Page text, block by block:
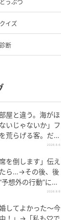
どうぶつ
クイズ
診断
屋と違う。海がほ
いじゃないか」フ
荒らげる客。だ
予約記録を示した
2026.8.6
を倒します」伝え
ら…→その後、後
想外の行動”に
に立ち去りまし2026.8.6
してよかった〜今
！」→「私も♡で